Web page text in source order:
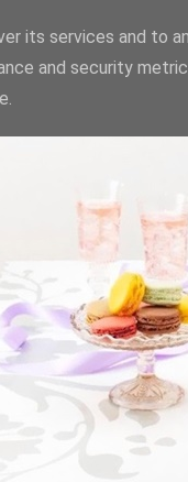
its services and to
and security